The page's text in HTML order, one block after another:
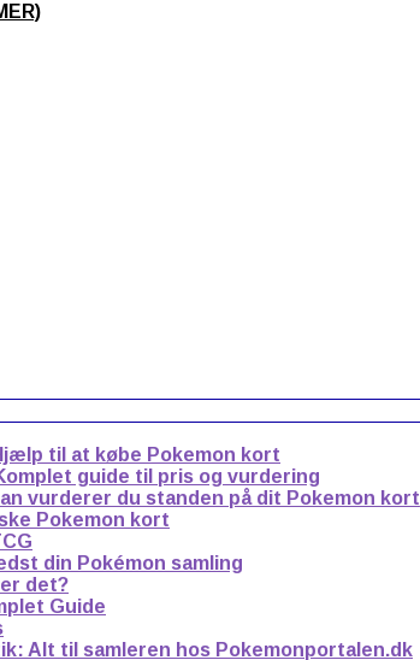
til at købe Pokemon kort
guide til pris og vurdering
vurderer du standen på dit Pokemon kort
Pokemon kort
din Pokémon samling
det?
Guide
Alt til samleren hos Pokemonportalen.dk